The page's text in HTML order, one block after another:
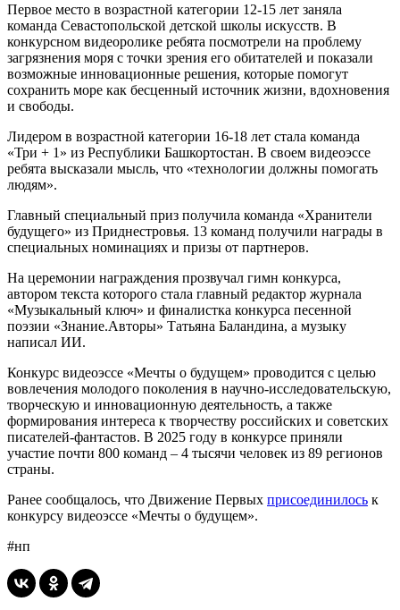
Первое место в возрастной категории 12-15 лет заняла
команда Севастопольской детской школы искусств. В
конкурсном видеоролике ребята посмотрели на проблему
загрязнения моря с точки зрения его обитателей и показали
возможные инновационные решения, которые помогут
сохранить море как бесценный источник жизни, вдохновения
и свободы.
Лидером в возрастной категории 16-18 лет стала команда
«Три + 1» из Республики Башкортостан. В своем видеоэссе
ребята высказали мысль, что «технологии должны помогать
людям».
Главный специальный приз получила команда «Хранители
будущего» из Приднестровья. 13 команд получили награды в
специальных номинациях и призы от партнеров.
На церемонии награждения прозвучал гимн конкурса,
автором текста которого стала главный редактор журнала
«Музыкальный ключ» и финалистка конкурса песенной
поэзии «Знание.Авторы» Татьяна Баландина, а музыку
написал ИИ.
Конкурс видеоэссе «Мечты о будущем» проводится с целью
вовлечения молодого поколения в научно-исследовательскую,
творческую и инновационную деятельность, а также
формирования интереса к творчеству российских и советских
писателей-фантастов. В 2025 году в конкурсе приняли
участие почти 800 команд – 4 тысячи человек из 89 регионов
страны.
Ранее сообщалось, что Движение Первых присоединилось к
конкурсу видеоэссе «Мечты о будущем».
#нп